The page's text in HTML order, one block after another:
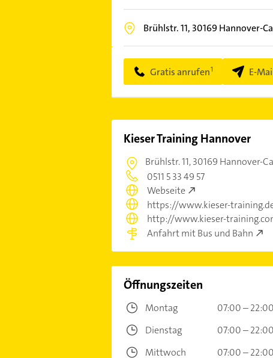
Brühlstr. 11, 30169Hannover-
Gratis anrufen E-
Kieser Training Hannover
Brühlstr. 11,30169 Hannover-
0511 5 33 49 57
Webseite
https://www.kieser-
http://www.kieser-
Anfahrt mit Bus und Bahn
Öffnungszeiten
Montag
07:00 – 22:00
Dienstag
07:00 – 22:00
Mittwoch
07:00 – 22:00